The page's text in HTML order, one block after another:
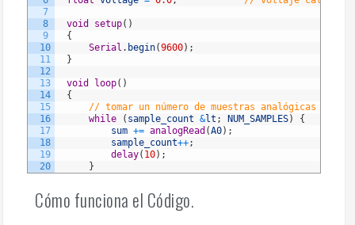
7
8
9
10
11
12
13
14
15
16
17
18
19
20
23
void setup( )
{
Serial . begin(9600) ;
}
void loop( )
{
// tomar un número de muestras analógicas y
while
( sample_count &lt ; NUM_SAMPLES)
{
sum += analogRead (A0) ;
sample_count++;
delay( 10) ;
}
// 5.015V es la tensión de referencia calibrada
Cómo funciona el Código.